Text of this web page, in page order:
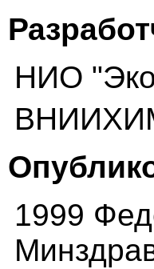
НИО
1999